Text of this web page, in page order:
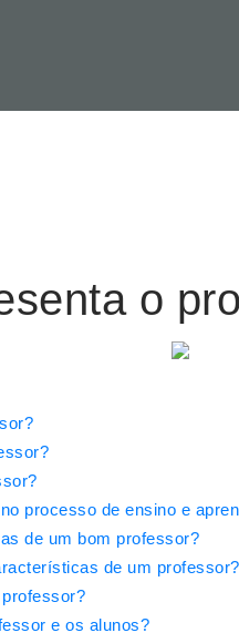
o
processo de ensino e
de um bom professor?
de um professor?
e os alunos?